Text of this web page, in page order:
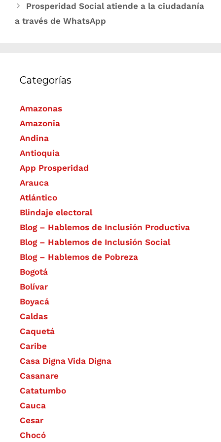
Prosperidad Social atiende a la ciudadanía
a través de WhatsApp
Categorías
Amazonas
Amazonia
Andina
Antioquia
App Prosperidad
Arauca
Atlántico
Blindaje electoral
Blog – Hablemos de Inclusión Productiva
Blog – Hablemos de Inclusión Social
Blog – Hablemos de Pobreza
Bogotá
Bolívar
Boyacá
Caldas
Caquetá
Caribe
Casa Digna Vida Digna
Casanare
Catatumbo
Cauca
Cesar
Chocó